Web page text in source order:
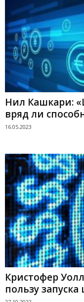
Нил Кашкари:
вряд ли
16.05.2023
Кристофер
пользу